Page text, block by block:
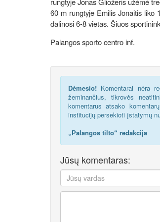
60 m rungtyje Emilis Jonaitis liko
dalinosi 6-8 vietas. Šiuos
Palangos sporto centro inf.
Dėmesio! Komentarai nėra
žeminančius, tikrovės
komentarus atsako
institucijų persekioti įstatymų
„Palangos tilto“ redakcija
Jūsų komentaras: